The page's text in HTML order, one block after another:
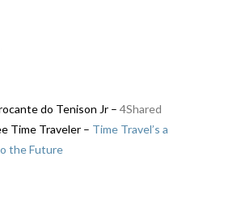
do Tenison Jr – 4Shared
Time Traveler – Time Travel’s a
the Future